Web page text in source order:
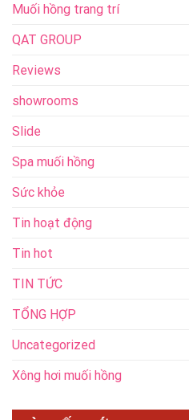
Muối hồng trang trí
QAT GROUP
Reviews
showrooms
Slide
Spa muối hồng
Sức khỏe
Tin hoạt động
Tin hot
TIN TỨC
TỔNG HỢP
Uncategorized
Xông hơi muối hồng